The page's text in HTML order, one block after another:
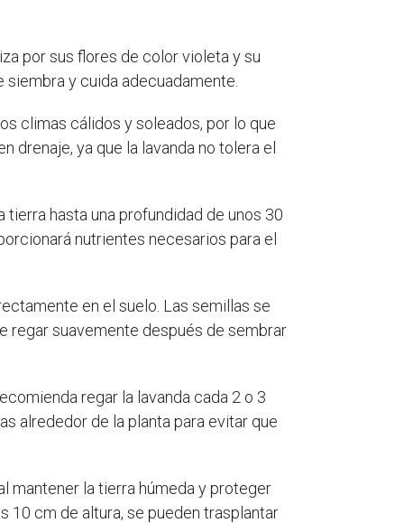
por sus flores de color violeta y su
y cuida adecuadamente.
climas cálidos y soleados, por lo que
drenaje, ya que la lavanda no tolera el
hasta una profundidad de unos 30
nutrientes necesarios para el
en el suelo. Las semillas se
regar suavemente después de sembrar
regar la lavanda cada 2 o 3
alrededor de la planta para evitar que
mantener la tierra húmeda y proteger
10 cm de altura, se pueden trasplantar